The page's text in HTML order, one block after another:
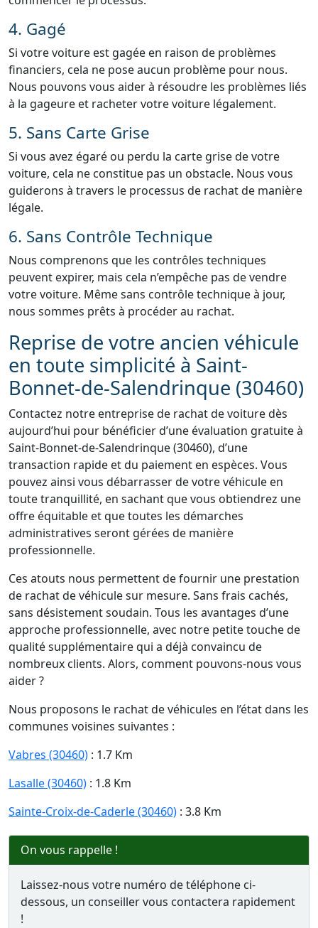
4. Gagé
Si votre voiture est gagée en raison de problèmes
financiers, cela ne pose aucun problème pour nous.
Nous pouvons vous aider à résoudre les problèmes liés
à la gageure et racheter votre voiture légalement.
5. Sans Carte Grise
Si vous avez égaré ou perdu la carte grise de votre
voiture, cela ne constitue pas un obstacle. Nous vous
guiderons à travers le processus de rachat de manière
légale.
6. Sans Contrôle Technique
Nous comprenons que les contrôles techniques
peuvent expirer, mais cela n’empêche pas de vendre
votre voiture. Même sans contrôle technique à jour,
nous sommes prêts à procéder au rachat.
Reprise de votre ancien véhicule
en toute simplicité à Saint-
Bonnet-de-Salendrinque (30460)
Contactez notre entreprise de rachat de voiture dès
aujourd’hui pour bénéficier d’une évaluation gratuite à
Saint-Bonnet-de-Salendrinque (30460), d’une
transaction rapide et du paiement en espèces. Vous
pouvez ainsi vous débarrasser de votre véhicule en
toute tranquillité, en sachant que vous obtiendrez une
offre équitable et que toutes les démarches
administratives seront gérées de manière
professionnelle.
Ces atouts nous permettent de fournir une prestation
de rachat de véhicule sur mesure. Sans frais cachés,
sans désistement soudain. Tous les avantages d’une
approche professionnelle, avec notre petite touche de
qualité supplémentaire qui a déjà convaincu de
nombreux clients. Alors, comment pouvons-nous vous
aider ?
Nous proposons le rachat de véhicules en l’état dans les
communes voisines suivantes :
Vabres (30460) : 1.7 Km
Lasalle (30460) : 1.8 Km
Sainte-Croix-de-Caderle (30460) : 3.8 Km
On vous rappelle !
Laissez-nous votre numéro de téléphone ci-
dessous, un conseiller vous contactera rapidement
!